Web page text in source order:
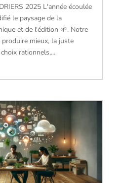
2025 L'année écoulée
le paysage de la
et de l'édition 🌱. Notre
mieux, la juste
rationnels,...